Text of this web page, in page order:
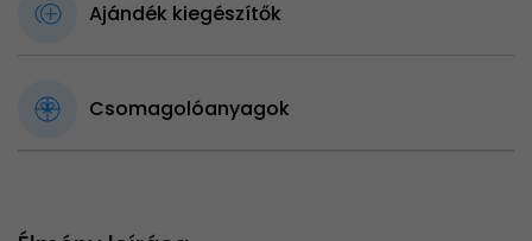
Ajándék kiegészítők
Csomagolóanyagok